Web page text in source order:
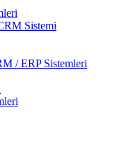
Sistemi
/ ERP Sistemleri